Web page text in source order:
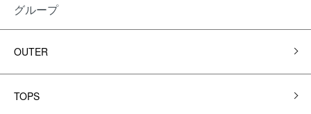
グループ
OUTER
TOPS